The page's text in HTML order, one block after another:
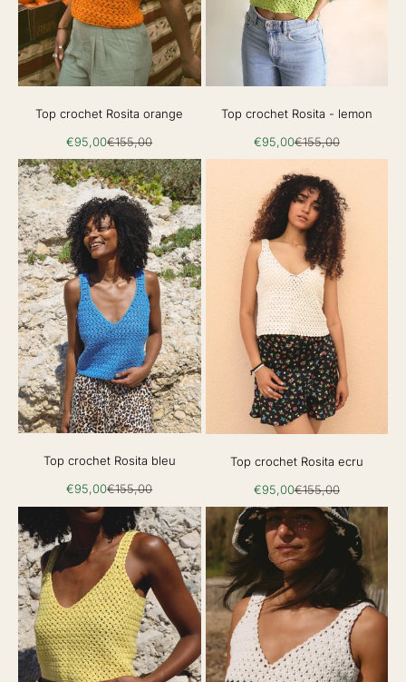
Top crochet Rosita orange
Prix de vente
€95,00Prix normal
€155,00
Top crochet Rosita - lemon
Prix de vente
€95,00Prix normal
€155,00
Top crochet Rosita bleu
Prix de vente
€95,00Prix normal
€155,00
Top crochet Rosita ecru
Prix de vente
€95,00Prix normal
€155,00